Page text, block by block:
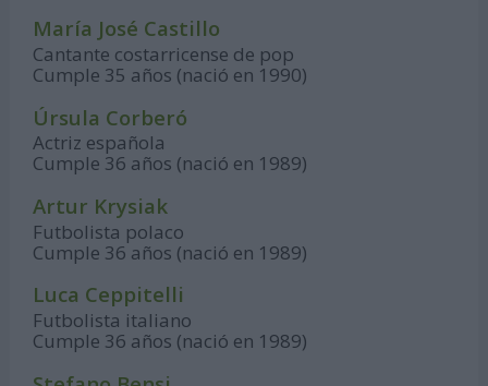
María José Castillo
Cantante costarricense de pop
Cumple 35 años (nació en 1990)
Úrsula Corberó
Actriz española
Cumple 36 años (nació en 1989)
Artur Krysiak
Futbolista polaco
Cumple 36 años (nació en 1989)
Luca Ceppitelli
Futbolista italiano
Cumple 36 años (nació en 1989)